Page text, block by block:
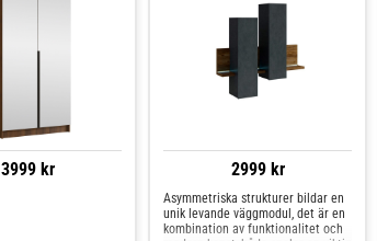
3999 kr 2999 kr
Asymmetriska strukturer bildar en
unik levande väggmodul, det är en
kombination av funktionalitet och